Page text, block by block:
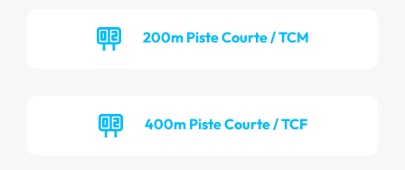
200m Piste Courte / TCM
400m Piste Courte / TCF